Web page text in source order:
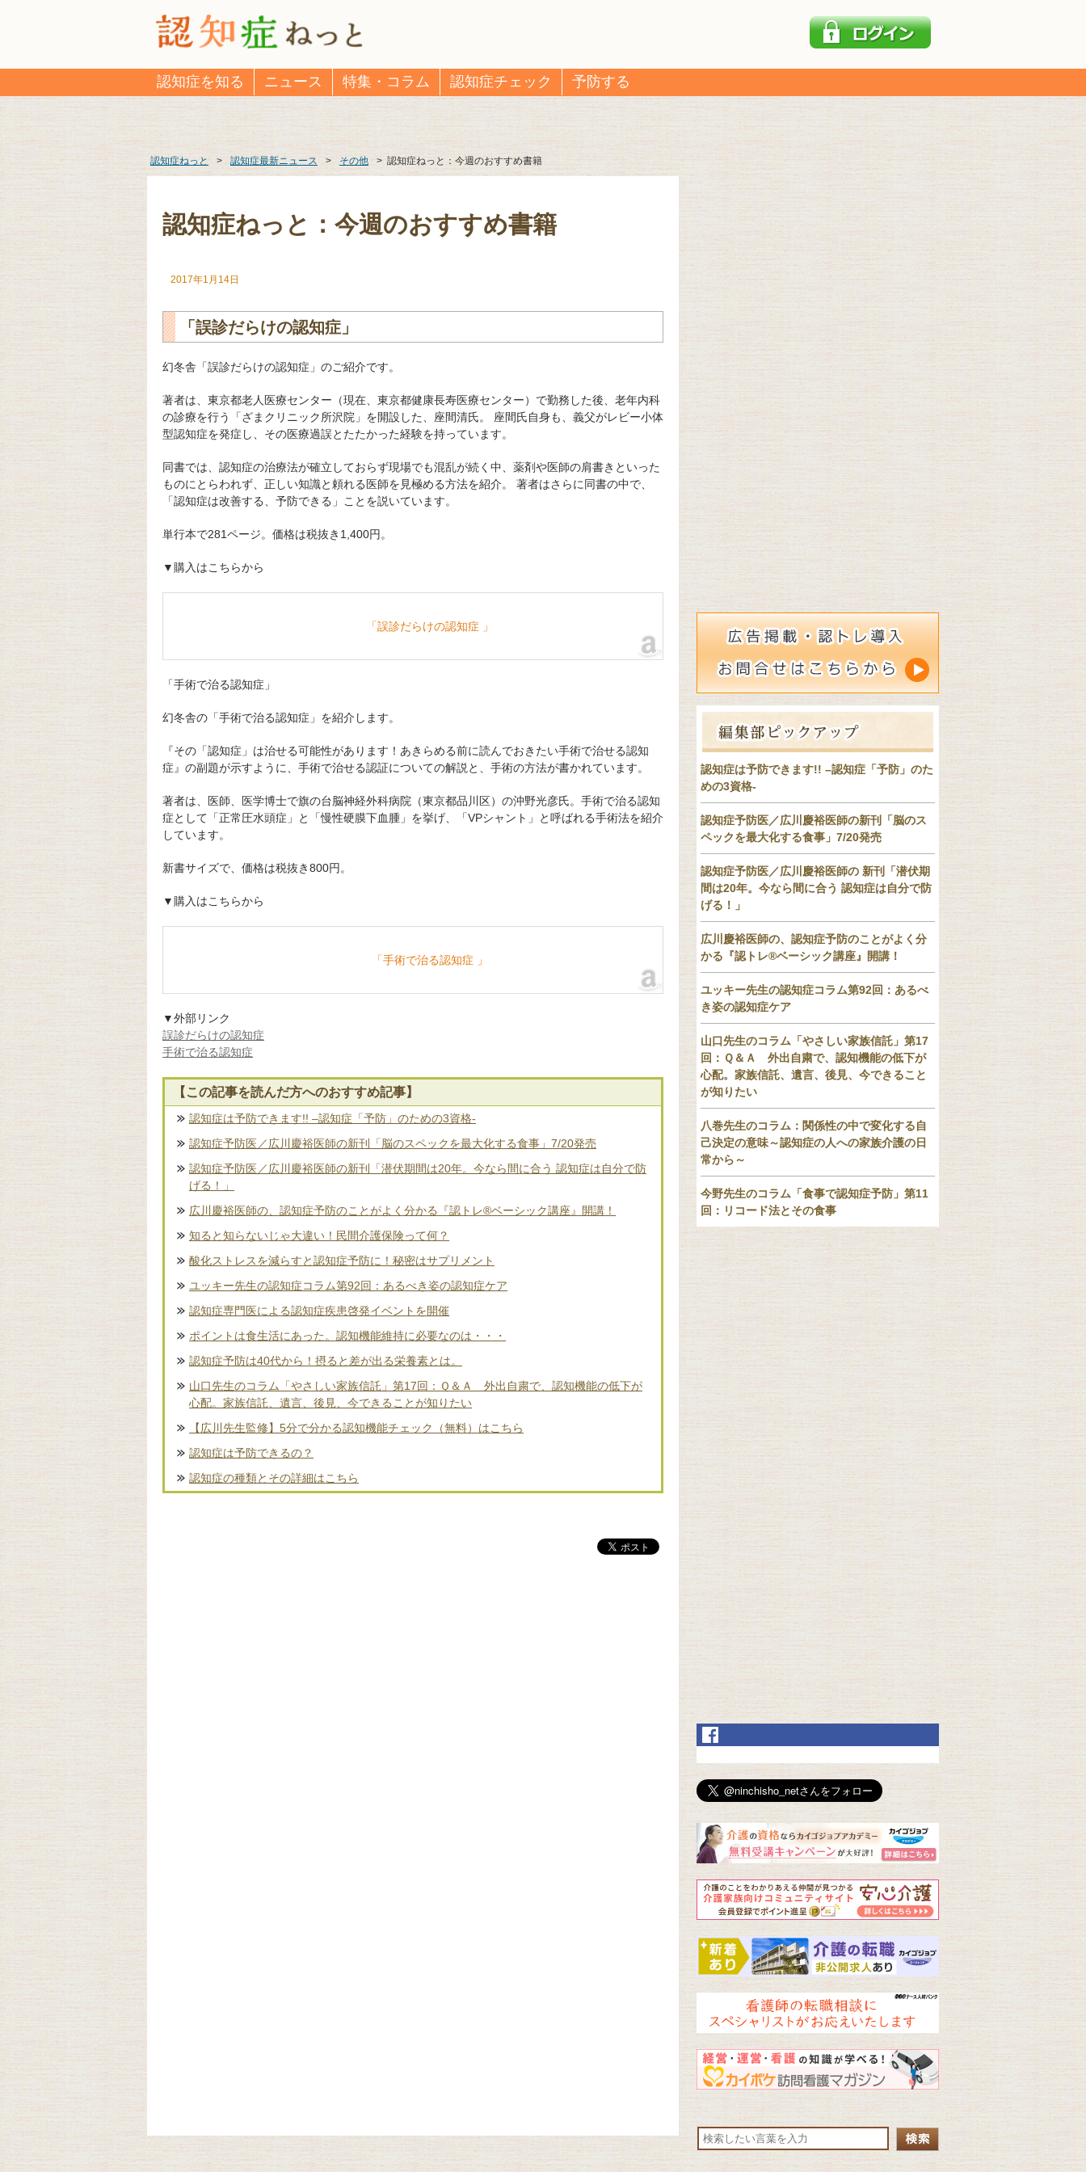
認知症を知る ニュース 特集・コラム 認知症チェック 予防する
認知症ねっと > 認知症最新ニュース > その他 > 認知症ねっと：今週のおすすめ書籍
認知症ねっと：今週のおすすめ書籍
2017年1月14日
「誤診だらけの認知症」
幻冬舎「誤診だらけの認知症」のご紹介です。
著者は、東京都老人医療センター（現在、東京都健康長寿医療センター）で勤務した後、老年内科
の診療を行う「ざまクリニック所沢院」を開設した、座間清氏。 座間氏自身も、義父がレビー小体
型認知症を発症し、その医療過誤とたたかった経験を持っています。
同書では、認知症の治療法が確立しておらず現場でも混乱が続く中、薬剤や医師の肩書きといった
ものにとらわれず、正しい知識と頼れる医師を見極める方法を紹介。 著者はさらに同書の中で、
「認知症は改善する、予防できる」ことを説いています。
単行本で281ページ。価格は税抜き1,400円。
▼購入はこちらから
「誤診だらけの認知症 」
「手術で治る認知症」
幻冬舎の「手術で治る認知症」を紹介します。
『その「認知症」は治せる可能性があります！あきらめる前に読んでおきたい手術で治せる認知
症』の副題が示すように、手術で治せる認証についての解説と、手術の方法が書かれています。
著者は、医師、医学博士で旗の台脳神経外科病院（東京都品川区）の沖野光彦氏。手術で治る認知
症として「正常圧水頭症」と「慢性硬膜下血腫」を挙げ、「VPシャント」と呼ばれる手術法を紹介
しています。
新書サイズで、価格は税抜き800円。
▼購入はこちらから
「手術で治る認知症 」
▼外部リンク
誤診だらけの認知症
手術で治る認知症
【この記事を読んだ方へのおすすめ記事】
認知症は予防できます!! –認知症「予防」のための3資格-
認知症予防医／広川慶裕医師の新刊「脳のスペックを最大化する食事」7/20発売
認知症予防医／広川慶裕医師の新刊「潜伏期間は20年。今なら間に合う 認知症は自分で防
げる！」
広川慶裕医師の、認知症予防のことがよく分かる『認トレ®️ベーシック講座』開講！
知ると知らないじゃ大違い！民間介護保険って何？
酸化ストレスを減らすと認知症予防に！秘密はサプリメント
ユッキー先生の認知症コラム第92回：あるべき姿の認知症ケア
認知症専門医による認知症疾患啓発イベントを開催
ポイントは食生活にあった。認知機能維持に必要なのは・・・
認知症予防は40代から！摂ると差が出る栄養素とは。
山口先生のコラム「やさしい家族信託」第17回：Ｑ＆Ａ 外出自粛で、認知機能の低下が
心配。家族信託、遺言、後見、今できることが知りたい
【広川先生監修】5分で分かる認知機能チェック（無料）はこちら
認知症は予防できるの？
認知症の種類とその詳細はこちら
認知症は予防できます!! –認知症「予防」のた
めの3資格-
認知症予防医／広川慶裕医師の新刊「脳のス
ペックを最大化する食事」7/20発売
認知症予防医／広川慶裕医師の 新刊「潜伏期
間は20年。今なら間に合う 認知症は自分で防
げる！」
広川慶裕医師の、認知症予防のことがよく分
かる『認トレ®️ベーシック講座』開講！
ユッキー先生の認知症コラム第92回：あるべ
き姿の認知症ケア
山口先生のコラム「やさしい家族信託」第17
回：Ｑ＆Ａ 外出自粛で、認知機能の低下が
心配。家族信託、遺言、後見、今できること
が知りたい
八巻先生のコラム：関係性の中で変化する自
己決定の意味～認知症の人への家族介護の日
常から～
今野先生のコラム「食事で認知症予防」第11
回：リコード法とその食事